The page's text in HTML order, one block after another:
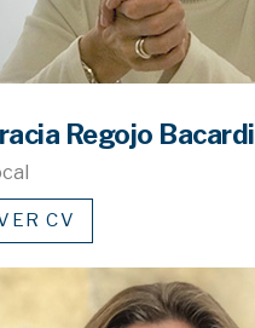
Regojo Bacardi
CV